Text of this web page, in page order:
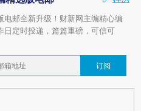
电邮全新升级！财新网主编精心编
日定时投递，篇篇重磅，可信可
订阅